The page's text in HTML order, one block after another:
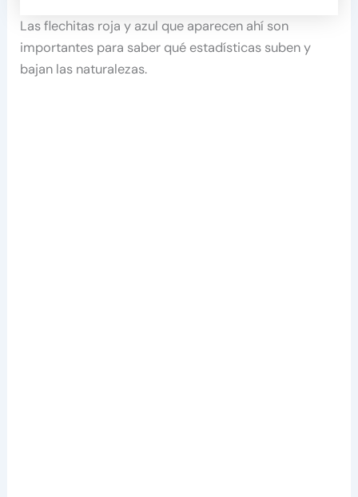
Las flechitas roja y azul que aparecen ahí son
importantes para saber qué estadísticas suben y
bajan las naturalezas.